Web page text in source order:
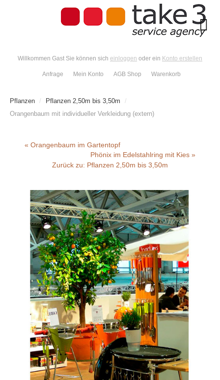
Willkommen Gast Sie können sich einloggen oder ein Konto erstellen
Anfrage Mein Konto AGB Shop Warenkorb
Pflanzen / Pflanzen 2,50m bis 3,50m
/
Orangenbaum mit individueller Verkleidung (extern)
« Orangenbaum im Gartentopf
Phönix im Edelstahlring mit Kies »
Zurück zu: Pflanzen 2,50m bis 3,50m